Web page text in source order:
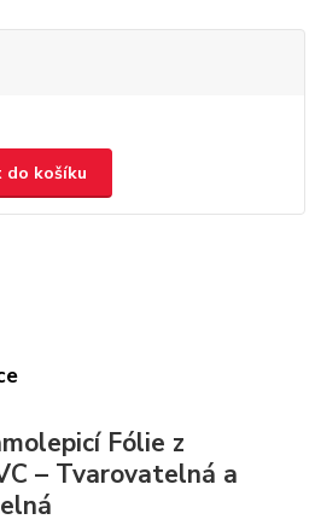
do košíku
Fólie z
– Tvarovatelná a